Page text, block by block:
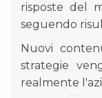
risposte del
seguendo
Nuovi
strategie
realmente